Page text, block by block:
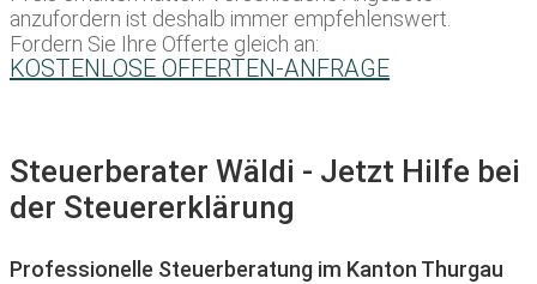
anzufordern ist deshalb immer empfehlenswert.
Fordern Sie Ihre Offerte gleich an:
KOSTENLOSE OFFERTEN-ANFRAGE
Steuerberater Wäldi - Jetzt Hilfe bei
der Steuererklärung
Professionelle Steuerberatung im Kanton Thurgau